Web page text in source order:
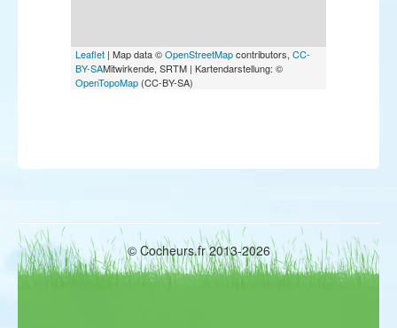
Leaflet | Map data ©OpenStreetMapcontributors, CC-
BY-SAMitwirkende, SRTM | Kartendarstellung: ©
OpenTopoMap (CC-BY-SA)
© Cocheurs.fr 2013-2026